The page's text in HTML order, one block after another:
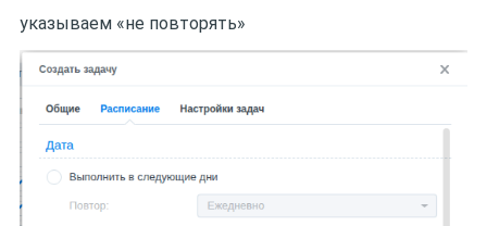
указываем «не повторять»